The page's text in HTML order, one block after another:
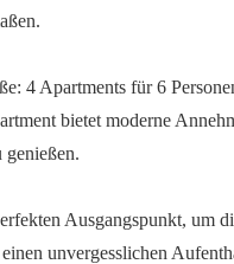
4 Apartments für 6
bietet moderne
genießen.
Ausgangspunkt,
unvergesslichen